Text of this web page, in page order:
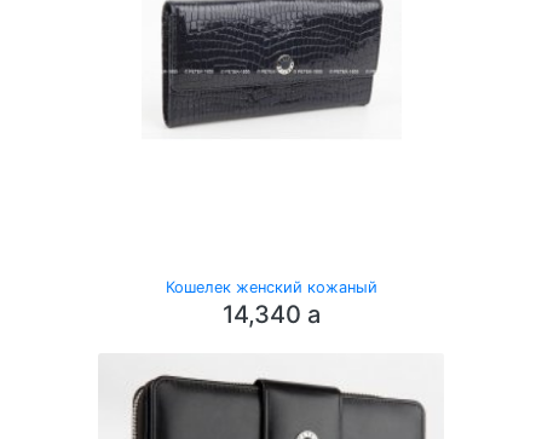
Кошелек женский кожаный
14,340 a